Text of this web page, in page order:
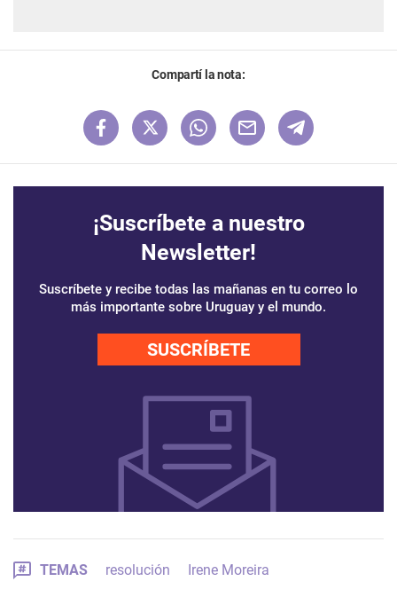
Compartí la nota:
¡Suscríbete a nuestro
Newsletter!
Suscríbete y recibe todas las mañanas en tu correo lo
más importante sobre Uruguay y el mundo.
SUSCRÍBETE
TEMAS resolución Irene Moreira